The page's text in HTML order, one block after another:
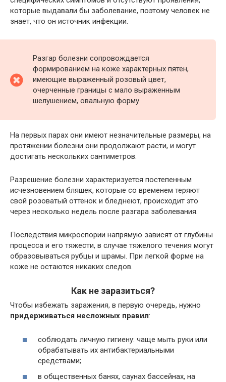
которые выдавали бы заболевание, поэтому человек не
знает, что он источник инфекции.
Разгар болезни сопровождается
формированием на коже характерных пятен,
имеющие выраженный розовый цвет,
очерченные границы с мало выраженным
шелушением, овальную форму.
На первых парах они имеют незначительные размеры, на
протяжении болезни они продолжают расти, и могут
достигать нескольких сантиметров.
Разрешение болезни характеризуется постепенным
исчезновением бляшек, которые со временем теряют
свой розоватый оттенок и бледнеют, происходит это
через несколько недель после разгара заболевания.
Последствия микроспории напрямую зависят от глубины
процесса и его тяжести, в случае тяжелого течения могут
образовываться рубцы и шрамы. При легкой форме на
коже не остаются никаких следов.
Как не заразиться?
Чтобы избежать заражения, в первую очередь, нужно
придерживаться несложных правил:
соблюдать личную гигиену: чаще мыть руки или
обрабатывать их антибактериальными
средствами;
в общественных банях, саунах бассейнах, на